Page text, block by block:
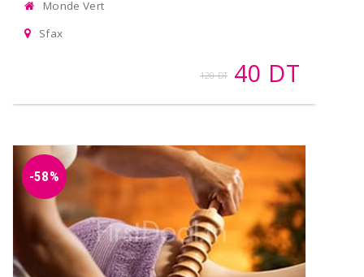
Monde Vert
Sfax
40 DT
120 DT
-58%